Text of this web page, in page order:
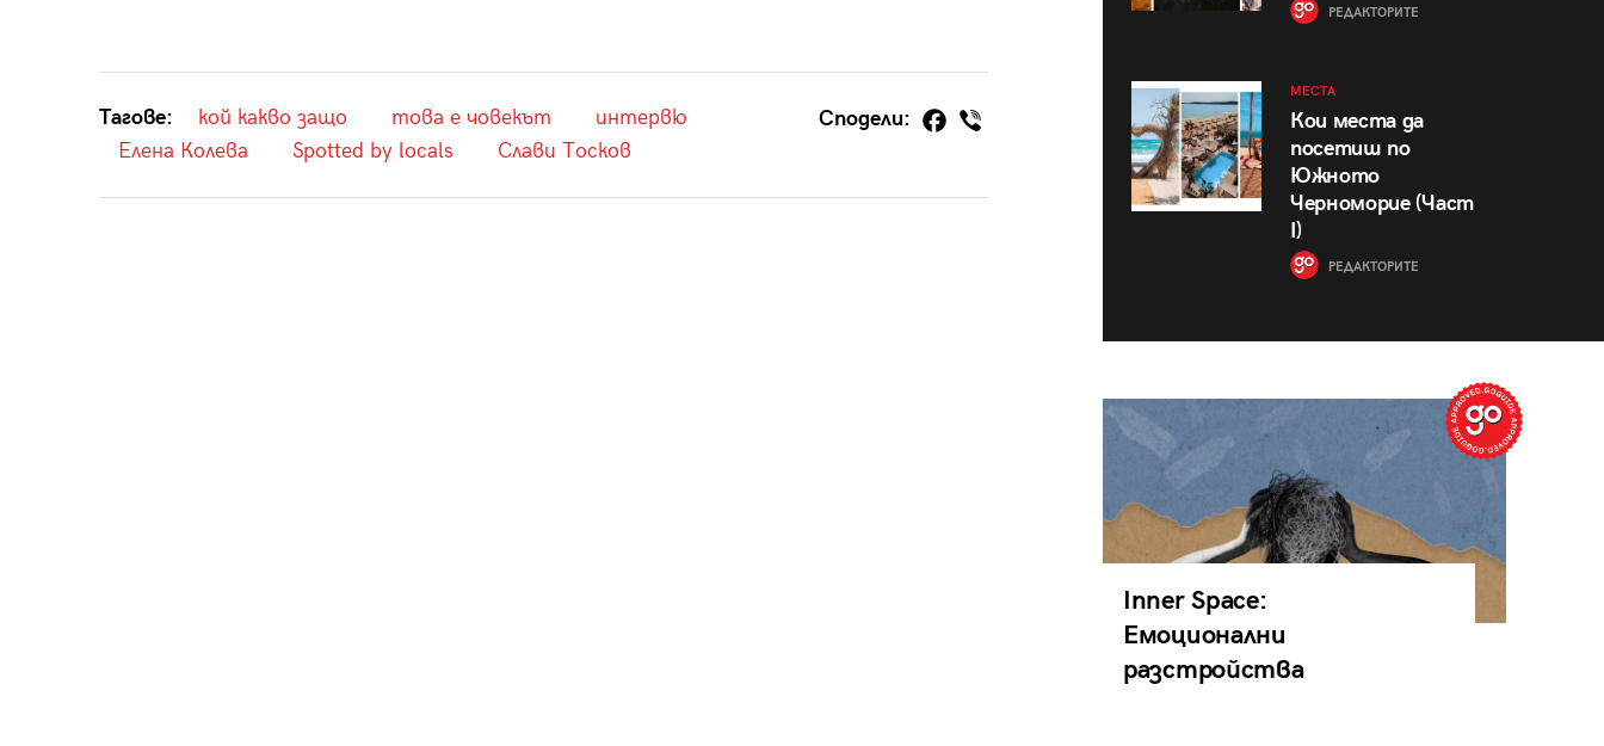
Тагове: кой какво защо това е човекът
интервю
Елена Колева
Spotted by locals Слави Тосков
Сподели:
РЕДАКТОРИТЕ
МЕСТА
Кои места да
посетиш по
Южното
Черноморие (Част
I)
РЕДАКТОРИТЕ
Inner Space:
Емоционални
разстройства